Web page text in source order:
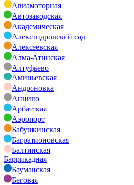
Авиамоторная
Автозаводская
Академическая
Александровский сад
Алексеевская
Алма-Атинская
Алтуфьево
Аминьевская
Андроновка
Аннино
Арбатская
Аэропорт
Бабушкинская
Багратионовская
Балтийская
Баррикадная
Бауманская
Беговая